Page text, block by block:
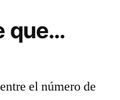
Famelab
que…
el número de